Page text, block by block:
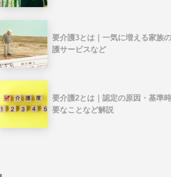
要介護3とは｜一気に増える家族
護サービスなど
要介護2とは｜認定の原因・基準
要なことなど解説